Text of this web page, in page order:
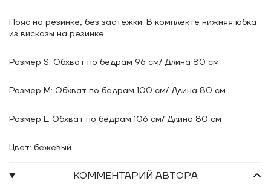
Пояс на резинке, без застежки. В комплекте нижняя юбка
из вискозы на резинке.
Размер S: Обхват по бедрам 96 см/ Длина 80 см
Размер М: Обхват по бедрам 100 см/ Длина 80 см
Размер L: Обхват по бедрам 106 см/ Длина 80 см
Цвет: бежевый.
КОММЕНТАРИЙ АВТОРА